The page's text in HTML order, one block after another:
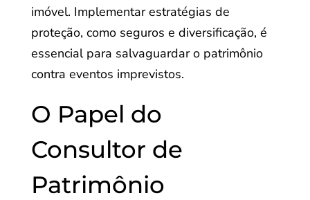
imóvel. Implementar estratégias de
proteção, como seguros e diversificação, é
essencial para salvaguardar o patrimônio
contra eventos imprevistos.
O Papel do
Consultor de
Patrimônio